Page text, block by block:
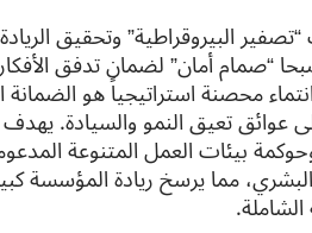
البيروقراطية” وتحقيق الريادة
“صمام أمان” لضمان تدفق الأفكار
محصنة استراتيجياً هو الضمانة
عوائق تعيق النمو والسيادة. يهدف
بيئات العمل المتنوعة
مما يرسخ ريادة المؤسسة